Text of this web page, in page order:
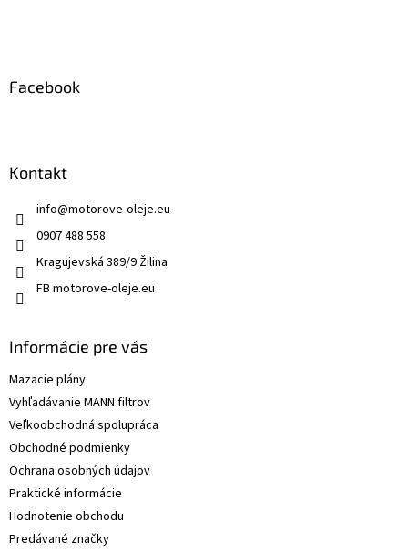
Facebook
Kontakt
info@motorove-oleje.eu
0907 488 558
Kragujevská 389/9 Žilina
FB motorove-oleje.eu
Informácie pre vás
Mazacie plány
Vyhľadávanie MANN filtrov
Veľkoobchodná spolupráca
Obchodné podmienky
Ochrana osobných údajov
Praktické informácie
Hodnotenie obchodu
Predávané značky